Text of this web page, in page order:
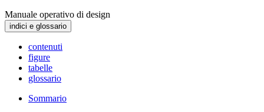
Manuale operativo di design
indici e glossario
contenuti
figure
tabelle
glossario
Sommario